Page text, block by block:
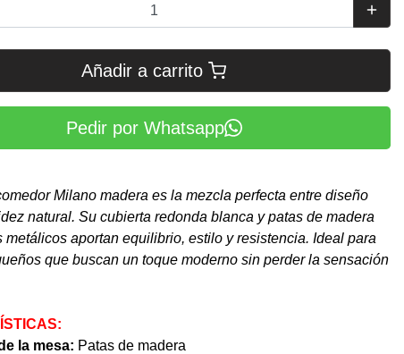
Añadir a carrito
Pedir por Whatsapp
Milano madera es la mezcla perfecta entre diseño
natural. Su cubierta redonda blanca y patas de madera
metálicos aportan equilibrio, estilo y resistencia. Ideal para
que buscan un toque moderno sin perder la sensación
la mesa: Patas de madera